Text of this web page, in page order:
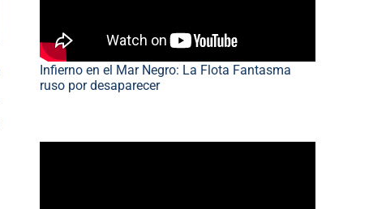
Infierno en el Mar Negro: La Flota Fantasma
ruso por desaparecer